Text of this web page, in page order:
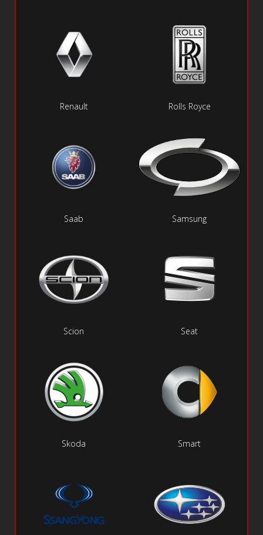
Renault Rolls Royce
Saab Samsung
Scion Seat
Skoda Smart